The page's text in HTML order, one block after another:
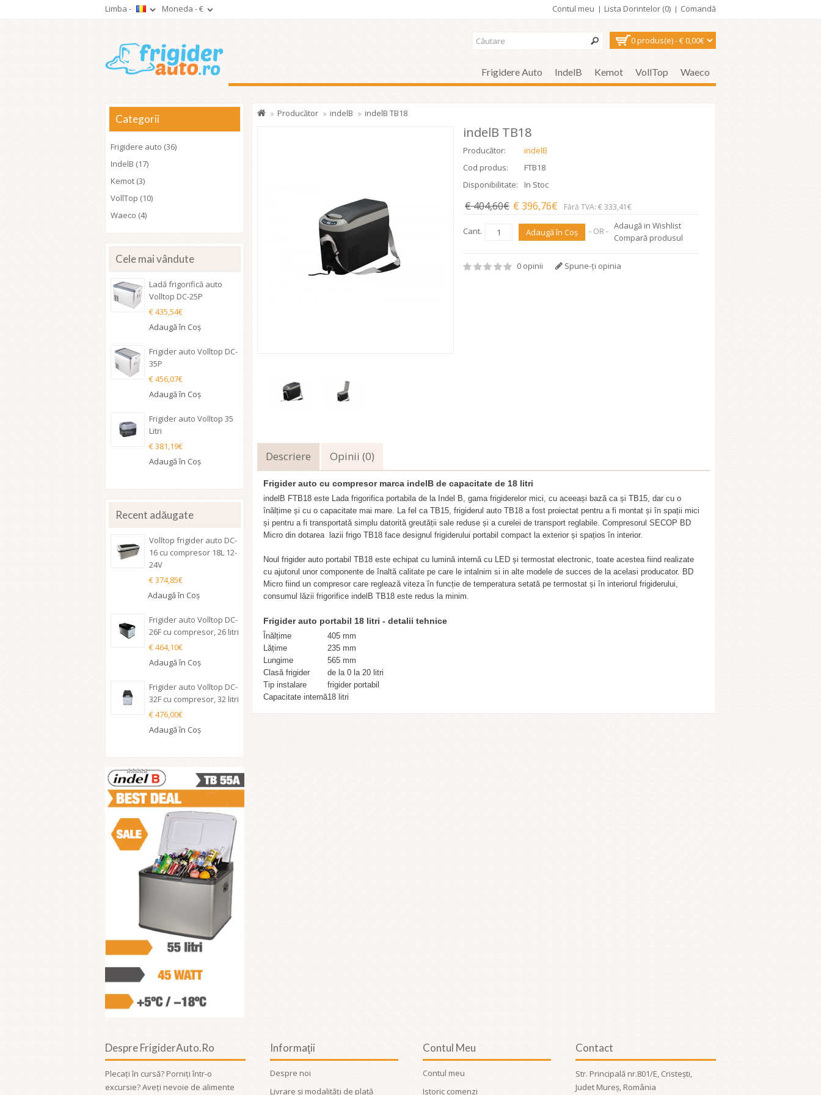
Limba - Moneda -€ Contul meu Lista Dorintelor (0) Comandă
0 produs(e) - € 0,00€
Frigidere Auto IndelB Kemot VollTop Waeco
Categorii
Frigidere auto (36)
IndelB (17)
Kemot (3)
VollTop (10)
Waeco (4)
Cele mai vândute
Ladă frigorifică auto
Volltop DC-25P
€ 435,54€
Adaugă în Coş
Frigider auto Volltop DC-
35P
€ 456,07€
Adaugă în Coş
Frigider auto Volltop 35
Litri
€ 381,19€
Adaugă în Coş
Recent adăugate
Volltop frigider auto DC-
16 cu compresor 18L 12-
24V
€ 374,85€
Adaugă în Coş
Frigider auto Volltop DC-
26F cu compresor, 26 litri
€ 464,10€
Adaugă în Coş
Frigider auto Volltop DC-
32F cu compresor, 32 litri
€ 476,00€
Adaugă în Coş
Producător indelB indelB TB18
indelB TB18
Producător:
indelB
Cod produs:
FTB18
Disponibilitate:
In Stoc
€ 404,60€ € 396,76€ Fără TVA: € 333,41€
Cant. Adaugă în Coş - OR - Adaugă in Wishlist
Compară produsul
0 opinii Spune-ţi opinia
Descriere Opinii (0)
Frigider auto cu compresor marca indelB de capacitate de 18 litri
indelB FTB18 este Lada frigorifica portabila de la Indel B, gama frigiderelor mici, cu aceeași bază ca și TB15, dar cu o
înălțime și cu o capacitate mai mare. La fel ca TB15, frigiderul auto TB18 a fost proiectat pentru a fi montat și în spații mici
și pentru a fi transportată simplu datorită greutății sale reduse și a curelei de transport reglabile. Compresorul SECOP BD
Micro din dotarea lazii frigo TB18 face designul frigiderului portabil compact la exterior și spațios în interior.
Noul frigider auto portabil TB18 este echipat cu lumină internă cu LED și termostat electronic, toate acestea fiind realizate
cu ajutorul unor componente de înaltă calitate pe care le intalnim si in alte modele de succes de la acelasi producator. BD
Micro fiind un compresor care reglează viteza în funcție de temperatura setată pe termostat și în interiorul frigiderului,
consumul lăzii frigorifice indelB TB18 este redus la minim.
Frigider auto portabil 18 litri - detalii tehnice
Înălțime
405 mm
Lățime
235 mm
Lungime
565 mm
Clasă frigider
de la 0 la 20 litri
Tip instalare
frigider portabil
Capacitate internă18 litri
Despre FrigiderAuto.ro
Plecați în cursă? Porniți într-o
excursie? Aveți nevoie de alimente
Informaţii
Despre noi
Livrare și modalități de plată
Contul Meu
Contul meu
Istoric comenzi
Contact
Str. Principală nr.801/E, Cristești,
Judet Mureș, România